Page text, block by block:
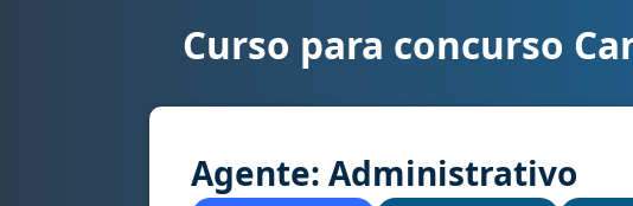
Curso para concurso Candiota/RS - Câmara Municipal cargo
Curso para concurso
Agente: Administrativo